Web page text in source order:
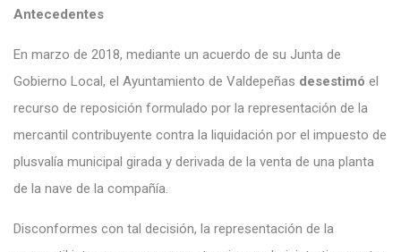
Antecedentes
En marzo de 2018, mediante un acuerdo de su Junta de
Gobierno Local, el Ayuntamiento de Valdepeñas desestimó el
recurso de reposición formulado por la representación de la
mercantil contribuyente contra la liquidación por el impuesto de
plusvalía municipal girada y derivada de la venta de una planta
de la nave de la compañía.
Disconformes con tal decisión, la representación de la